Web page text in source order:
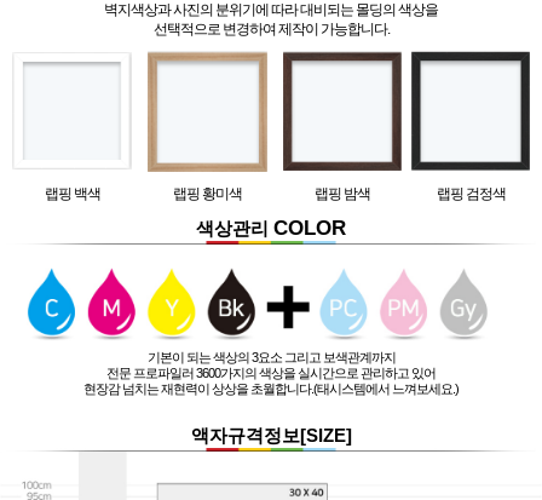
벽지색상과 사진의 분위기에 따라 대비되는 몰딩의 색상을
선택적으로 변경하여 제작이 가능합니다.
랩핑 백색 랩핑 황미색 랩핑 밤색 랩핑 검정색
색상관리 COLOR
기본이 되는 색상의 3요소 그리고 보색관계까지
전문 프로파일러 3600가지의 색상을 실시간으로 관리하고 있어
현장감 넘치는 재현력이 상상을 초월합니다.(태시스템에서 느껴보세요.)
액자규격정보[SIZE]